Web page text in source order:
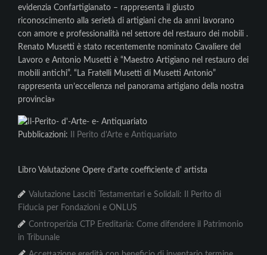
evidenzia Confartigianato – rappresenta il giusto
riconoscimento alla serietà di artigiani che da anni lavorano
con amore e professionalità nel settore del restauro dei mobili .
Renato Musetti è stato recentemente nominato Cavaliere del
Lavoro e Antonio Musetti è “Maestro Artigiano nel restauro dei
mobili antichi”. “La Fratelli Musetti di Musetti Antonio”
rappresenta un’eccellenza nel panorama artigiano della nostra
provincia»
Pubblicazioni: Il Perito d'Arte e Antiquariato
Libro Valutazione Opere d'arte coefficiente d' artista
Valutazione Lasciti Testamentari e Solidali: Il Perito di
Fiducia per Fondazioni e ONLUS
Controperizia CTP Ereditaria: Come difendere il Patrimonio
in Tribunale